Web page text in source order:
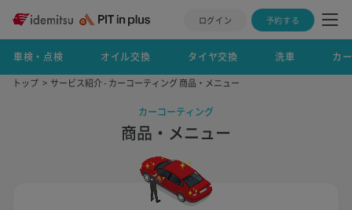
ログイン 予約する
車検・点検 オイル交換 タイヤ交換 洗車 カ
トップ サービス紹介 - カーコーティング 商品・メニュー
カーコーティング
商品・メニュー